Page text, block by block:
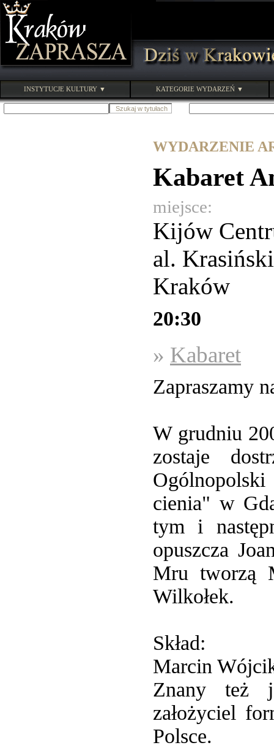
INSTYTUCJE KULTURY ▼ KATEGORIE WYDARZEŃ ▼
WYDARZENIE
Kabaret
miejsce:
Kijów
al.
Kraków
20:30
» Kabaret
Zapraszamy
W grudniu
zostaje
cienia" w
tym i
opuszcza
Mru tworzą
Wilkołek.
Skład:
Marcin
Znany też
założyciel
Polsce.